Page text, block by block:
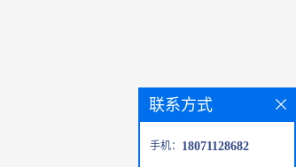
联系方式
手机： 18071128682